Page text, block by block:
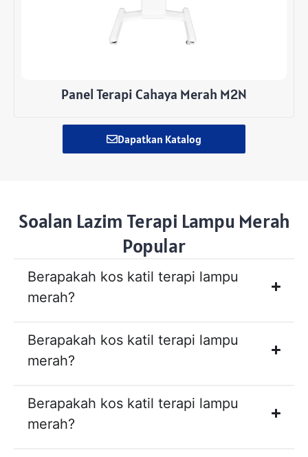
Panel Terapi Cahaya Merah M2N
Dapatkan Katalog
Soalan Lazim Terapi Lampu Merah
Popular
Berapakah kos katil terapi lampu
merah?
Berapakah kos katil terapi lampu
merah?
Berapakah kos katil terapi lampu
merah?